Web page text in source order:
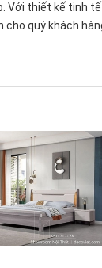
Với thiết kế tinh
cho quý khách